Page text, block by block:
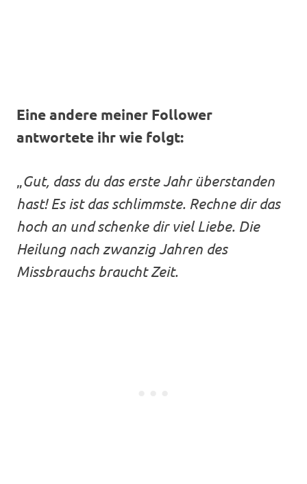
Eine andere meiner Follower
antwortete ihr wie folgt:
„Gut, dass du das erste Jahr überstanden
hast! Es ist das schlimmste. Rechne dir das
hoch an und schenke dir viel Liebe. Die
Heilung nach zwanzig Jahren des
Missbrauchs braucht Zeit.